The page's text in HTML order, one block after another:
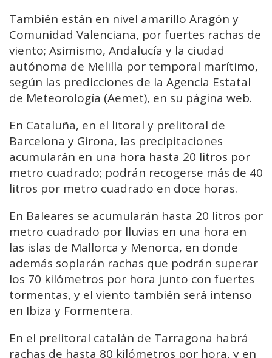
También están en nivel amarillo Aragón y
Comunidad Valenciana, por fuertes rachas de
viento; Asimismo, Andalucía y la ciudad
autónoma de Melilla por temporal marítimo,
según las predicciones de la Agencia Estatal
de Meteorología (Aemet), en su página web.
En Cataluña, en el litoral y prelitoral de
Barcelona y Girona, las precipitaciones
acumularán en una hora hasta 20 litros por
metro cuadrado; podrán recogerse más de 40
litros por metro cuadrado en doce horas.
En Baleares se acumularán hasta 20 litros por
metro cuadrado por lluvias en una hora en
las islas de Mallorca y Menorca, en donde
además soplarán rachas que podrán superar
los 70 kilómetros por hora junto con fuertes
tormentas, y el viento también será intenso
en Ibiza y Formentera.
En el prelitoral catalán de Tarragona habrá
rachas de hasta 80 kilómetros por hora, y en